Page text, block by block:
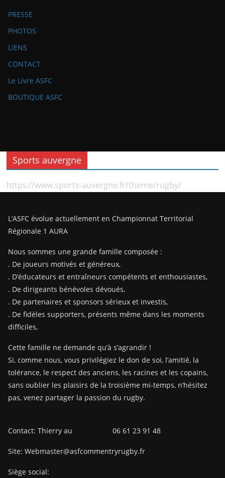
PRESSE
PHOTOS
LIENS
CONTACT
Le Livre ASFC
BOUTIQUE ASFC
Sports auvergne
https://www.sports-auvergne.fr/theme/rugby/
L’ASFC évolue actuellement en Championnat Territorial
Régionale 1 AURA
Nous sommes une grande famille composée :
. De joueurs motivés et généreux,
. D’éducateurs et entraîneurs compétents et enthousiastes,
. De dirigeants bénévoles dévoués,
. De partenaires et sponsors sérieux et investis,
. De fidèles supporters, présents même dans les moments
difficiles,
Cette famille ne demande qu’à s’agrandir !
Si, comme nous, vous privilégiez le don de soi, l’amitié, la
tolérance, le respect des anciens, les racines et les copains,
sans oublier les plaisirs de la troisième mi-temps, n’hésitez
pas, venez partager la passion du rugby.
Contact: Thierry au 06 61 23 91 48
Site: Webmaster@asfcommentryrugby.fr
Siège social: